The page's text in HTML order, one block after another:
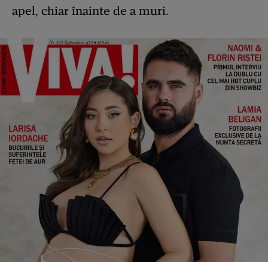
apel, chiar înainte de a muri.